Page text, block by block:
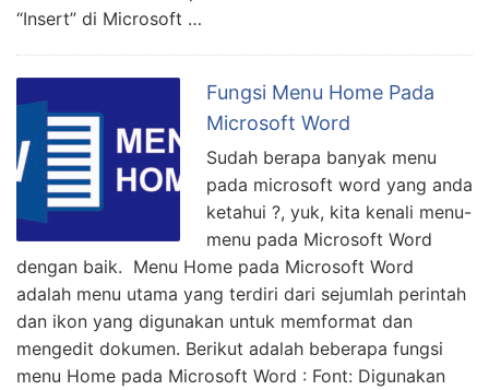
“Insert” di Microsoft …
Fungsi Menu Home Pada
Microsoft Word
Sudah berapa banyak menu
pada microsoft word yang anda
ketahui ?, yuk, kita kenali menu-
menu pada Microsoft Word
dengan baik. Menu Home pada Microsoft Word
adalah menu utama yang terdiri dari sejumlah perintah
dan ikon yang digunakan untuk memformat dan
mengedit dokumen. Berikut adalah beberapa fungsi
menu Home pada Microsoft Word : Font: Digunakan